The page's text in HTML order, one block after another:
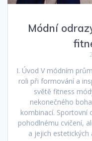
Módní
I. Úvod V módním
roli při formování a
světě fitness
nekonečného
kombinací. Sportovní
pohodlnému cvičení,
a jejich